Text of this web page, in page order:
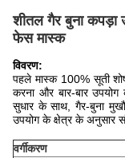
शीतल गैर बुना कपड़ा
फेस मास्क
विवरण:
पहले मास्क 100% सूती
करना और बार-बार उपयोग
सुधार के साथ, गैर-बुना
उपयोग के क्षेत्र के अनुसार
वर्गीकरण